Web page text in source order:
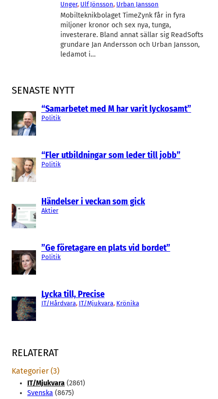
SENASTE NYTT
“Samarbetet med M har varit lyckosamt”
Politik
“Fler utbildningar som leder till jobb”
Politik
Händelser i veckan som gick
Aktier
”Ge företagare en plats vid bordet”
Politik
Lycka till, Precise
IT/Hårdvara, IT/Mjukvara, Krönika
Unger, Ulf Jönsson, Urban Jansson
Mobilteknikbolaget TimeZynk får in fyra
miljoner kronor och sex nya, tunga,
investerare. Bland annat sällar sig ReadSofts
grundare Jan Andersson och Urban Jansson,
ledamot i…
RELATERAT
Kategorier (3)
IT/Mjukvara (2861)
Svenska (8675)